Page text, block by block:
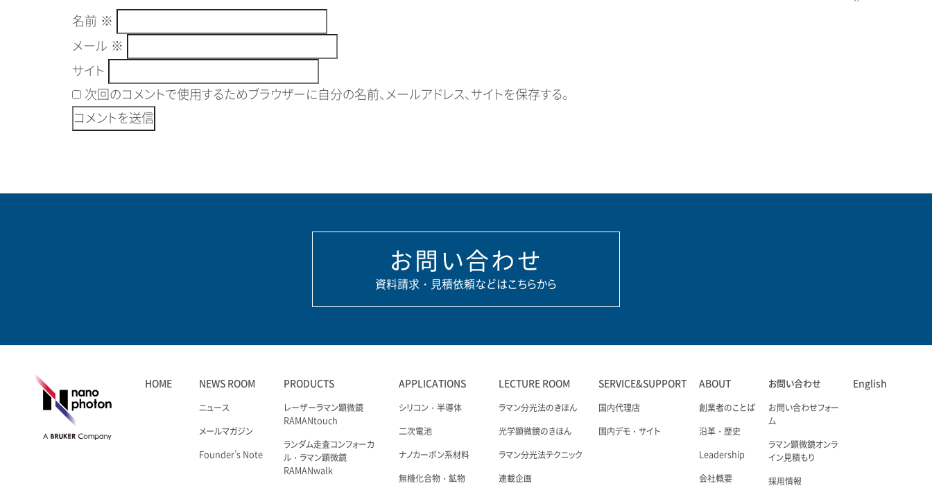
名前 ※
メール ※
サイト
次回のコメントで使用するためブラウザーに自分の名前、メールアドレス、サイトを保存する。
お問い合わせ
資料請求・見積依頼などはこちらから
HOME NEWS ROOM
ニュース
メールマガジン
Founder’s Note
PRODUCTS
レーザーラマン顕微鏡
RAMANtouch
ランダム走査コンフォーカ
ル・ラマン顕微鏡
RAMANwalk
APPLICATIONS
シリコン・半導体
二次電池
ナノカーボン系材料
無機化合物・鉱物
LECTURE ROOM
ラマン分光法のきほん
光学顕微鏡のきほん
ラマン分光法テクニック
連載企画
SERVICE&SUPPORT
国内代理店
国内デモ・サイト
ABOUT
創業者のことば
沿革・歴史
Leadership
会社概要
お問い合わせ
お問い合わせフォー
ム
ラマン顕微鏡オンラ
イン見積もり
採用情報
English